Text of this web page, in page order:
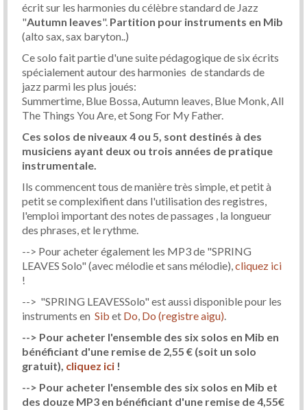
écrit sur les harmonies du célèbre standard de Jazz
"Autumn leaves". Partition pour instruments en Mib
(alto sax, sax baryton..)
Ce solo fait partie d'une suite pédagogique de six écrits
spécialement autour des harmonies de standards de
jazz parmi les plus joués:
Summertime, Blue Bossa, Autumn leaves, Blue Monk, All
The Things You Are, et Song For My Father.
Ces solos de niveaux 4 ou 5, sont destinés à des
musiciens ayant deux ou trois années de pratique
instrumentale.
Ils commencent tous de manière très simple, et petit à
petit se complexifient dans l'utilisation des registres,
l'emploi important des notes de passages , la longueur
des phrases, et le rythme.
--> Pour acheter également les MP3 de "SPRING
LEAVES Solo" (avec mélodie et sans mélodie),cliquez ici
!
--> "SPRING LEAVESSolo" est aussi disponible pour les
instruments en Sib et Do, Do (registre aigu).
--> Pour acheter l'ensemble des six solos en Mib en
bénéficiant d'une remise de 2,55 € (soit un solo
gratuit), cliquez ici !
--> Pour acheter l'ensemble des six solos en Mib et
des douze MP3 en bénéficiant d'une remise de 4,55€